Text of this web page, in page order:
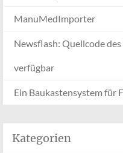
ManuMedImporter
Newsflash: Quellcode
verfügbar
Ein Baukastensystem für
Kategorien